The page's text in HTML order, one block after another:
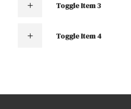
Toggle Item 3
Toggle Item 4